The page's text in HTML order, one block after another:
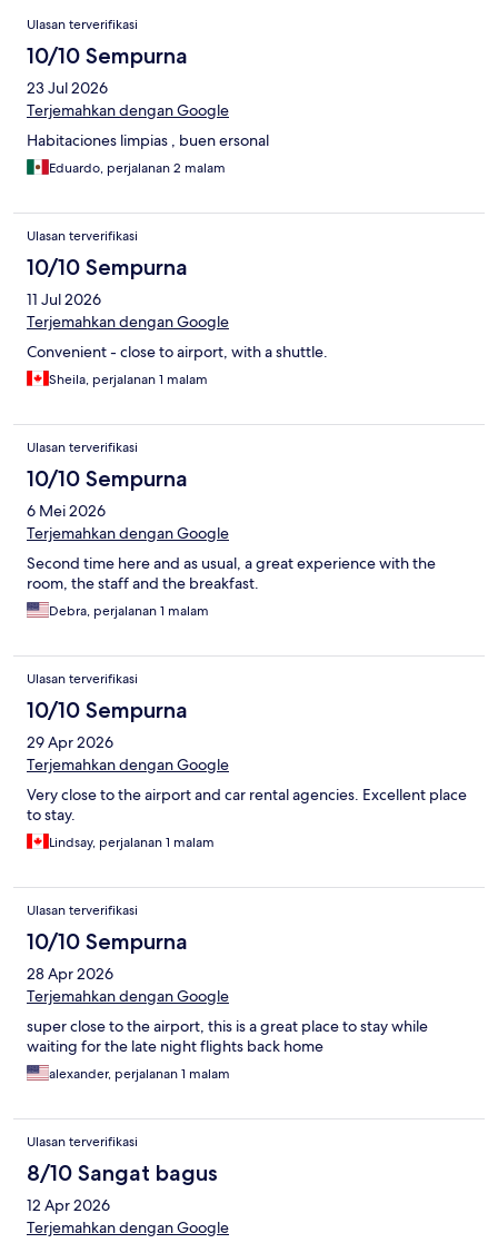
Ulasan
Ulasan terverifikasi
10/10 Sempurna
23 Jul 2026
Terjemahkan dengan Google
Habitaciones limpias , buen ersonal
Eduardo, perjalanan 2 malam
Ulasan terverifikasi
10/10 Sempurna
11 Jul 2026
Terjemahkan dengan Google
Convenient - close to airport, with a shuttle.
Sheila, perjalanan 1 malam
Ulasan terverifikasi
10/10 Sempurna
6 Mei 2026
Terjemahkan dengan Google
Second time here and as usual, a great experience with the
room, the staff and the breakfast.
Debra, perjalanan 1 malam
Ulasan terverifikasi
10/10 Sempurna
29 Apr 2026
Terjemahkan dengan Google
Very close to the airport and car rental agencies. Excellent place
to stay.
Lindsay, perjalanan 1 malam
Ulasan terverifikasi
10/10 Sempurna
28 Apr 2026
Terjemahkan dengan Google
super close to the airport, this is a great place to stay while
waiting for the late night flights back home
alexander, perjalanan 1 malam
Ulasan terverifikasi
8/10 Sangat bagus
12 Apr 2026
Terjemahkan dengan Google